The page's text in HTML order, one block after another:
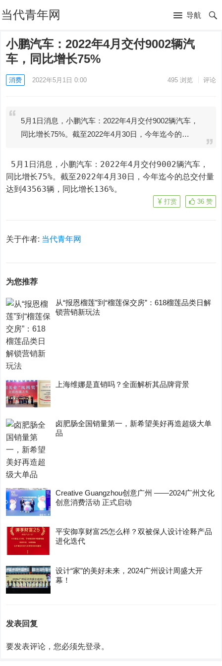
当代青年网 导航
小鹏汽车：2022年4月交付9002辆汽
车，同比增长75%
消费 2022年5月1日 0:00 495浏览 评论
5月1日消息，小鹏汽车：2022年4月交付9002辆汽车，
同比增长75%。截至2022年4月30日，今年迄今的…
同比增长75%。截至2022年4月30日，今年迄今的总交付量
达到43563辆，同比增长136%。
36 赞
打赏
关于作者: 当代青年网
为您推荐
从“报恩榴莲”到“榴莲保交房”：618榴莲品类日解
锁营销新玩法
上海维娜是直销吗？全面解析其品牌背景
卤肥肠全国销量第一，新希望美好再造超级大单
品
Creative Guangzhou创意广州 ——2024广州文化
创意消费活动 正式启动
平安御享财富25怎么样？双被保人设计诠释产品
进化迭代
设计“家”的美好未来，2024广州设计周盛大开
幕！
发表回复
要发表评论，您必须先登录。